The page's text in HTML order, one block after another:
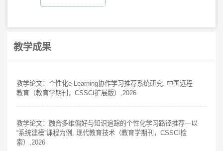
教学成果
教学论文：个性化e-Learning协作学习推荐系统研究. 中国远程
教育（教育学期刊，CSSCI扩展版）,2026
教学论文：融合多维偏好与知识追踪的个性化学习路径推荐—以
“系统建模”课程为例, 现代教育技术（教育学期刊，CSSCI检
索）,2026